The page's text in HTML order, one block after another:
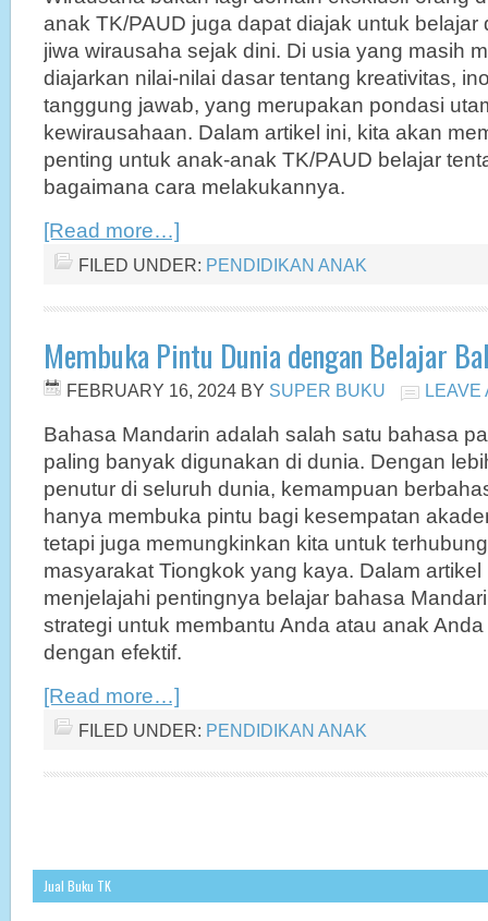
anak TK/PAUD juga dapat diajak untuk
jiwa wirausaha sejak dini. Di usia yang masih
diajarkan nilai-nilai dasar tentang kreativitas,
tanggung jawab, yang merupakan pondasi
kewirausahaan. Dalam artikel ini, kita akan
penting untuk anak-anak TK/PAUD belajar
bagaimana cara melakukannya.
[Read more…]
FILED UNDER: PENDIDIKAN ANAK
Membuka Pintu Dunia dengan Belajar
FEBRUARY 16, 2024 BY SUPER BUKU LEAVE
Bahasa Mandarin adalah salah satu bahasa
paling banyak digunakan di dunia. Dengan
penutur di seluruh dunia, kemampuan
hanya membuka pintu bagi kesempatan
tetapi juga memungkinkan kita untuk
masyarakat Tiongkok yang kaya. Dalam artikel
menjelajahi pentingnya belajar bahasa
strategi untuk membantu Anda atau anak
dengan efektif.
[Read more…]
FILED UNDER: PENDIDIKAN ANAK
Jual Buku TK